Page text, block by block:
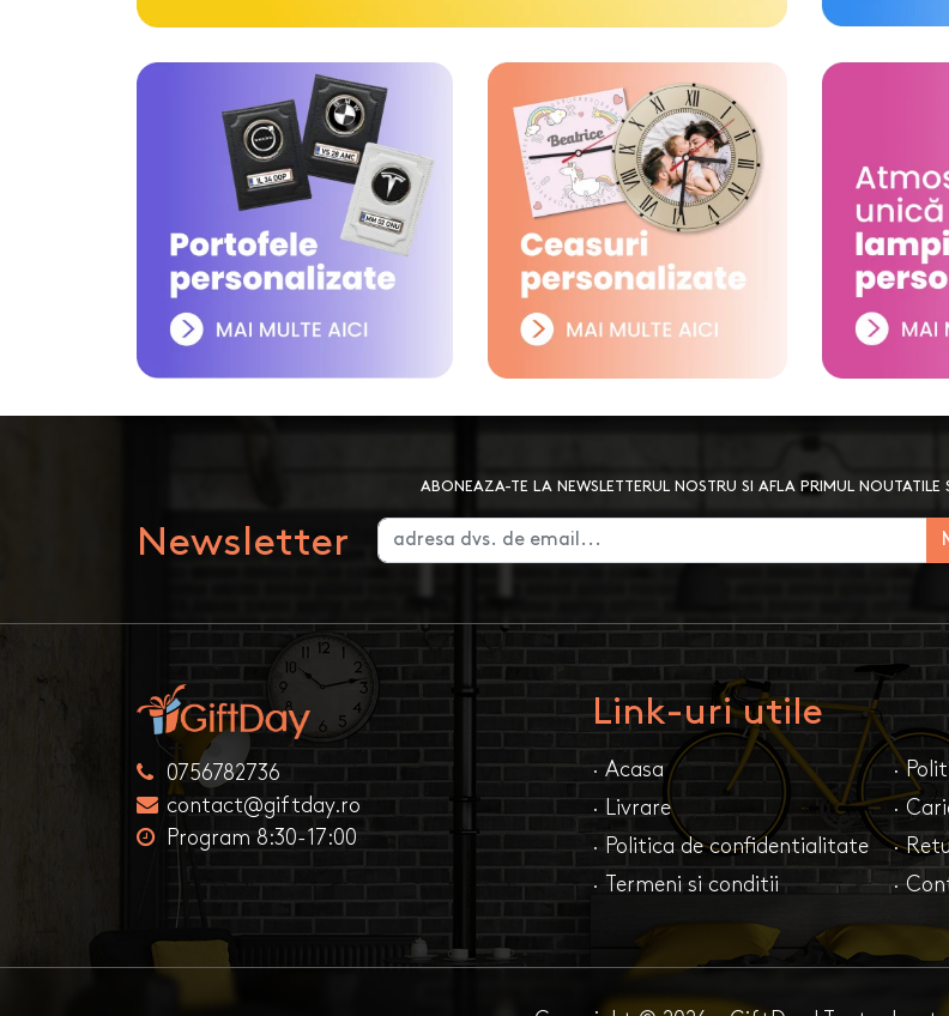
Newsletter
ABONEAZA-TE LA NEWSLETTERUL NOSTRU SI AFLA PRIMUL NOUTATILE
0756782736
contact@giftday.ro
Program 8:30-17:00
Link-uri utile
· Acasa
· Livrare
· Politica de confidentialitate
· Termeni si conditii
·
·
·
·